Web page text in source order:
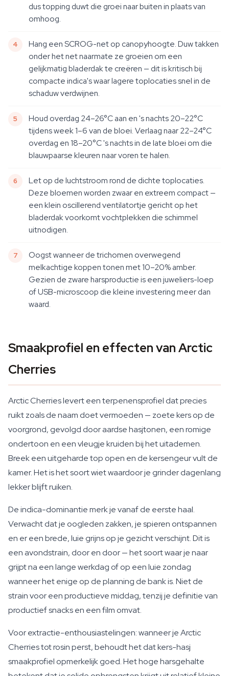
dus topping duwt die groei naar buiten in plaats van
omhoog.
Hang een SCROG-net op canopyhoogte. Duw takken
onder het net naarmate ze groeien om een
gelijkmatig bladerdak te creëren — dit is kritisch bij
compacte indica's waar lagere toplocaties snel in de
schaduw verdwijnen.
Houd overdag 24–26°C aan en 's nachts 20–22°C
tijdens week 1–6 van de bloei. Verlaag naar 22–24°C
overdag en 18–20°C 's nachts in de late bloei om die
blauwpaarse kleuren naar voren te halen.
Let op de luchtstroom rond de dichte toplocaties.
Deze bloemen worden zwaar en extreem compact —
een klein oscillerend ventilatortje gericht op het
bladerdak voorkomt vochtplekken die schimmel
uitnodigen.
Oogst wanneer de trichomen overwegend
melkachtige koppen tonen met 10–20% amber.
Gezien de zware harsproductie is een juweliers-loep
of USB-microscoop die kleine investering meer dan
waard.
Smaakprofiel en effecten van Arctic
Cherries
Arctic Cherries levert een terpenensprofiel dat precies
ruikt zoals de naam doet vermoeden — zoete kers op de
voorgrond, gevolgd door aardse hasjtonen, een romige
ondertoon en een vleugje kruiden bij het uitademen.
Breek een uitgeharde top open en de kersengeur vult de
kamer. Het is het soort wiet waardoor je grinder dagenlang
lekker blijft ruiken.
De indica-dominantie merk je vanaf de eerste haal.
Verwacht dat je oogleden zakken, je spieren ontspannen
en er een brede, luie grijns op je gezicht verschijnt. Dit is
een avondstrain, door en door — het soort waar je naar
grijpt na een lange werkdag of op een luie zondag
wanneer het enige op de planning de bank is. Niet de
strain voor een productieve middag, tenzij je definitie van
productief snacks en een film omvat.
Voor extractie-enthousiastelingen: wanneer je Arctic
Cherries tot rosin perst, behoudt het dat kers-hasj
smaakprofiel opmerkelijk goed. Het hoge harsgehalte